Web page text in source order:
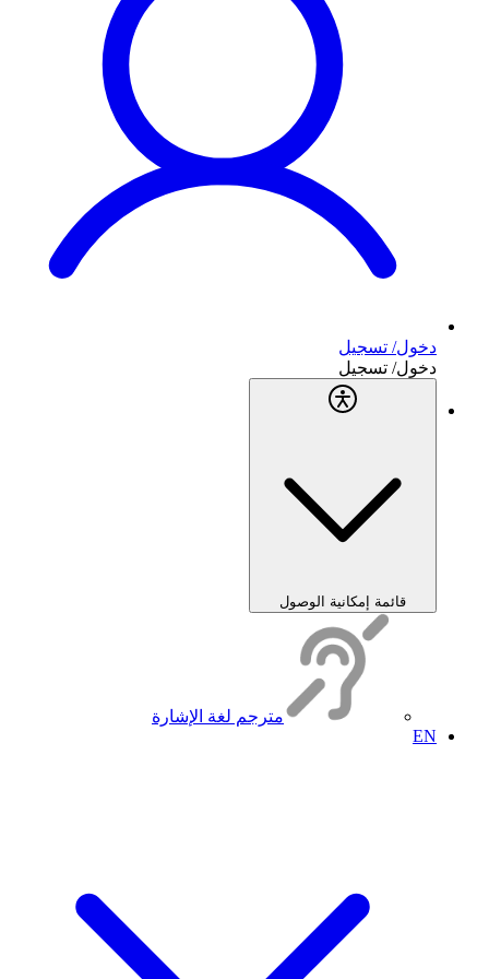
دخول/ تسجيل
دخول/ تسجيل
قائمة إمكانية الوصول
مترجم لغة الإشارة
EN